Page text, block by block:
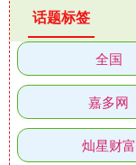
话题标签
全国
嘉多网
灿星财富